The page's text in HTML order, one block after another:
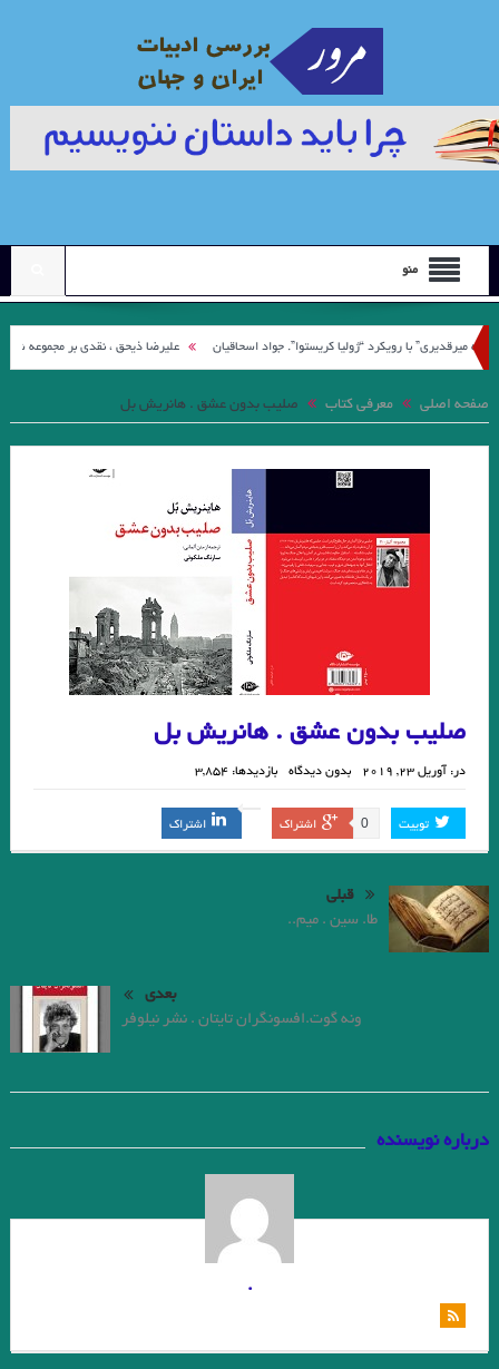
منو
با رویکرد “ژولیا کریستوا”. جواد اسحاقیان علیرضا ذیحق ، نقدی بر مجموعه شعر ”
صفحه اصلی معرفی کتاب صلیب بدون عشق . هانریش بل
صلیب بدون عشق . هانریش بل
در: آوریل 23, 2019 بدون دیدگاه بازدیدها: 3,854
توییت اشتراک 0 اشتراک
قبلی
طا. سين . ميم..
بعدی
ونه گوت.افسونگران تایتان . نشر نیلوفر
درباره نویسنده
.